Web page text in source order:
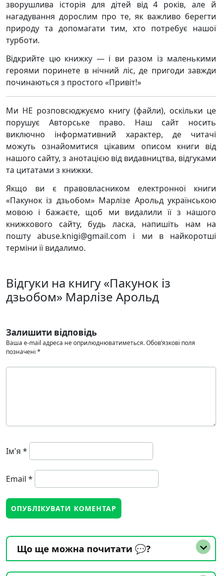
зворушлива історія для дітей від 4 років, але й
нагадування дорослим про те, як важливо берегти
природу та допомагати тим, хто потребує нашої
турботи.
Відкрийте цю книжку — і ви разом із маленькими
героями поринете в нічний ліс, де пригоди завжди
починаються з простого «Привіт!»
Ми НЕ розповсюджуємо книгу (файли), оскільки це
порушує Авторське право. Наш сайт носить
виключно інформативний характер, де читачі
можуть ознайомитися цікавим описом книги від
нашого сайту, з анотацією від видавництва, відгуками
та цитатами з книжки.
Якщо ви є правовласником електронної книги
«Пакунок із дзьобом» Марлізе Арольд українською
мовою і бажаєте, щоб ми видалили її з нашого
книжкового сайту, будь ласка, напишіть нам на
пошту abuse.knigi@gmail.com і ми в найкоротші
терміни її видалимо.
Відгуки на книгу «Пакунок із
дзьобом» Марлізе Арольд
Залишити відповідь
Ваша e-mail адреса не оприлюднюватиметься.Обов’язкові поля
позначені *
Ім'я *
Email *
Що ще можна почитати 💬?